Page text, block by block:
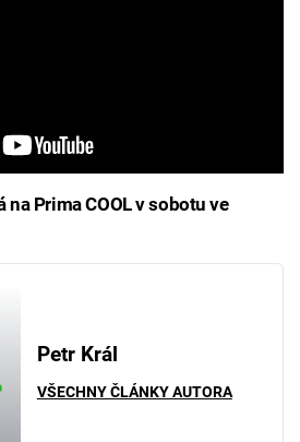
na Prima COOL v sobotu ve
Petr Král
VŠECHNY ČLÁNKY AUTORA